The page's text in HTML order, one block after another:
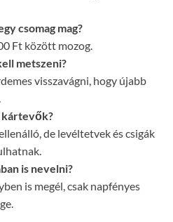
csomag mag?
Ft között mozog.
metszeni?
visszavágni, hogy újabb
kártevők?
de levéltetvek és csigák
is nevelni?
is megél, csak napfényes